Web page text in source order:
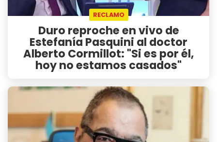
RECLAMO
Duro reproche en vivo de
Estefanía Pasquini al doctor
Alberto Cormillot: "Si es por él,
hoy no estamos casados"